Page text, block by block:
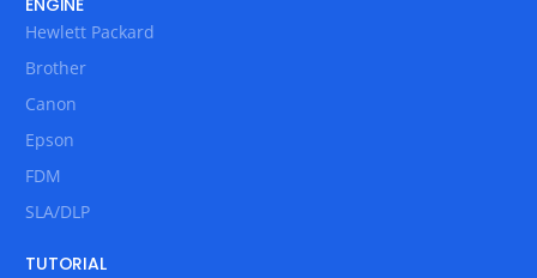
ENGINE
Hewlett Packard
Brother
Canon
Epson
FDM
SLA/DLP
TUTORIAL